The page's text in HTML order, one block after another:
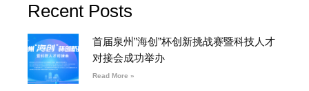
Recent Posts
首届泉州”海创”杯创新挑战赛暨科技人才
对接会成功举办
Read More »